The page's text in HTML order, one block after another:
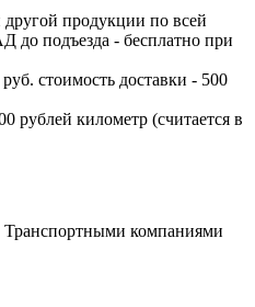
продукции по всей
до подъезда - бесплатно при
стоимость доставки - 500
километр (считается в
Транспортными компаниями